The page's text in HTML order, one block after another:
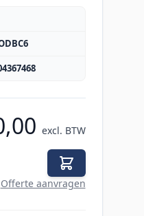
excl. BTW
Offerte aanvragen